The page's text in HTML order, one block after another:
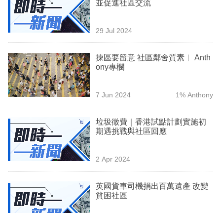
場
生
時
事
訂
閱
並促進社區交流
29 Jul 2024
揀區要留意 社區鄰舍質素︳ Anth
ony專欄
7 Jun 2024 1% Anthony
垃圾徵費｜香港試點計劃實施初
期遇挑戰與社區回應
2 Apr 2024
英國貨車司機捐出百萬遺產 改變
貧困社區